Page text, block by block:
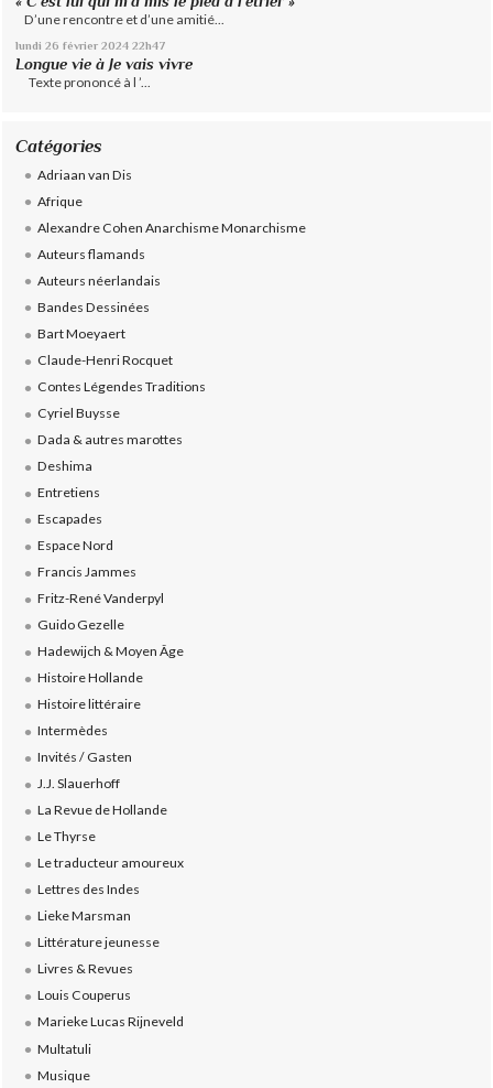
D’une rencontre et d’une amitié...
lundi 26 février 2024 22h47
Longue vie à Je vais vivre
Texte prononcé à l ’...
Catégories
Adriaan van Dis
Afrique
Alexandre Cohen Anarchisme Monarchisme
Auteurs flamands
Auteurs néerlandais
Bandes Dessinées
Bart Moeyaert
Claude-Henri Rocquet
Contes Légendes Traditions
Cyriel Buysse
Dada & autres marottes
Deshima
Entretiens
Escapades
Espace Nord
Francis Jammes
Fritz-René Vanderpyl
Guido Gezelle
Hadewijch & Moyen Âge
Histoire Hollande
Histoire littéraire
Intermèdes
Invités / Gasten
J.J. Slauerhoff
La Revue de Hollande
Le Thyrse
Le traducteur amoureux
Lettres des Indes
Lieke Marsman
Littérature jeunesse
Livres & Revues
Louis Couperus
Marieke Lucas Rijneveld
Multatuli
Musique